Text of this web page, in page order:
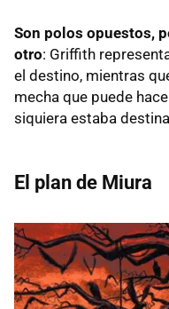
Son polos opuestos,
otro: Griffith
el destino, mientras
mecha que puede
siquiera estaba
El plan de Miura